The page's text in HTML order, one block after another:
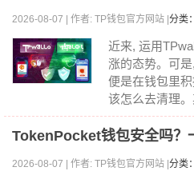
2026-08-07 | 作者: TP钱包官方网站 | 分类
近来, 运用
涨的态势。可
便是在钱包里
该怎么去清理
TokenPocket钱包安全吗？
2026-08-07 | 作者: TP钱包官方网站 | 分类